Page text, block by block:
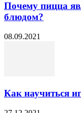
Почему пицца
блюдом?
08.09.2021
Как научиться